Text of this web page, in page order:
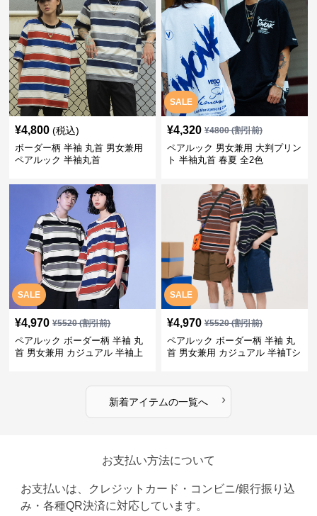
¥4,800 (税込)
ボーダー柄 半袖 丸首 男女兼用
ペアルック 半袖丸首
SALE
¥4,320 ¥4800(割引前)
ペアルック 男女兼用 大判プリン
ト 半袖丸首 春夏 全2色
SALE
¥4,970 ¥5520(割引前)
ペアルック ボーダー柄 半袖 丸
首 男女兼用 カジュアル 半袖上
SALE
¥4,970 ¥5520(割引前)
ペアルック ボーダー柄 半袖 丸
首 男女兼用 カジュアル 半袖Tシ
新着アイテムの一覧へ ›
お支払い方法について
お支払いは、クレジットカード・コンビニ/銀行振り込
み・各種QR決済に対応しています。